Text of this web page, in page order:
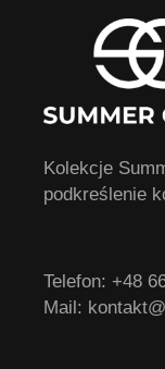
Kolekcje
podkreślenie
Telefon:+48
Mail: